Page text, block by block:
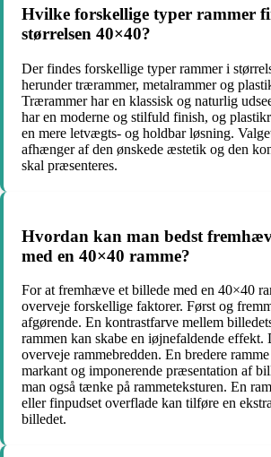
Hvilke forskellige typer rammer
størrelsen 40×40?
Der findes forskellige typer rammer i
herunder trærammer, metalrammer og
Trærammer har en klassisk og naturlig
har en moderne og stilfuld finish, og
en mere letvægts- og holdbar løsning.
afhænger af den ønskede æstetik og den
skal præsenteres.
Hvordan kan man bedst
med en 40×40 ramme?
For at fremhæve et billede med en 40×40
overveje forskellige faktorer. Først og
afgørende. En kontrastfarve mellem
rammen kan skabe en iøjnefaldende effekt.
overveje rammebredden. En bredere
markant og imponerende præsentation af
man også tænke på rammeteksturen. En
eller finpudset overflade kan tilføre en
billedet.